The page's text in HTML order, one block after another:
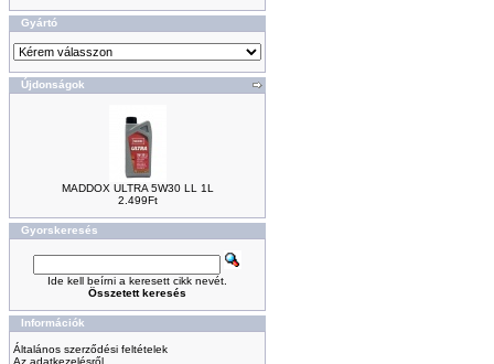
Gyártó
Újdonságok
MADDOX ULTRA 5W30 LL 1L
2.499Ft
Gyorskeresés
Ide kell beírni a keresett cikk nevét.
Összetett keresés
Információk
Általános szerződési feltételek
Az adatkezelésről